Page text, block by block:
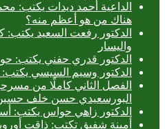
الداعية أحمد ديدات يكتب:
هناك من هو أعظم منه؟
الدكتور رفعت السعيد يكتب:
واليسار
الدكتور قدري حفني يكتب:
الدكتور وسيم السيسي
الفصل الثاني كاملًا من
البورسعيدي حسن خلف
الدكتور زاهي حواس يكتب:
أمينة شفيق تكتب: ذاقت